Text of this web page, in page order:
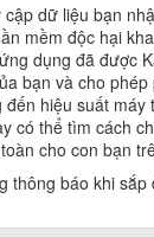
dữ liệu bạn
mềm độc hại
dụng đã được
bạn và cho
hiệu suất
có thể tìm cách
cho con bạn
thông báo khi sắp